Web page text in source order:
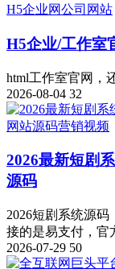
H5企业网公司网站
H5企业/工作室
html工作室官网，
2026-08-04 32
网站源码营销视频
2026最新短剧
源码
2026短剧系统源
接的是易支付，官
2026-07-29 50